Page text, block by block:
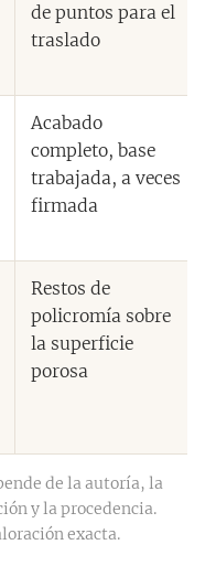
de puntos para el
traslado
Acabado
completo, base
trabajada, a veces
firmada
Restos de
policromía sobre
la superficie
porosa
de la autoría, la
y la procedencia.
exacta.